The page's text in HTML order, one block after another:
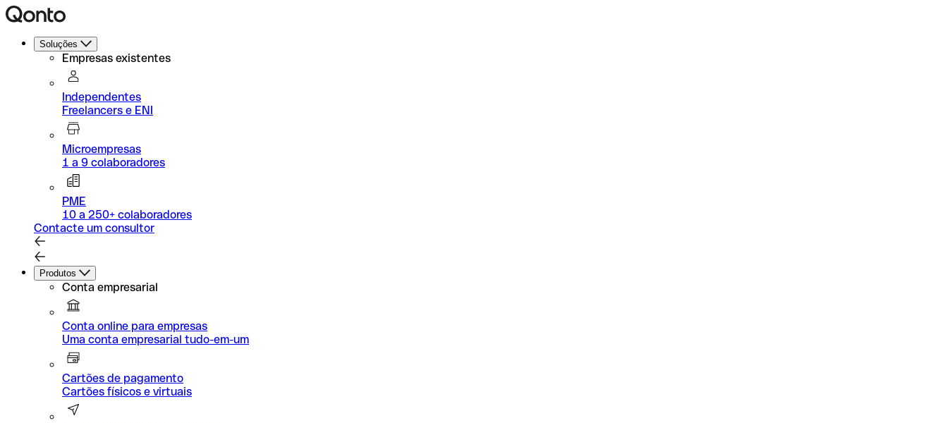
Soluções
Empresas existentes
Independentes
Freelancers e ENI
Microempresas
1 a 9 colaboradores
PME
10 a 250+ colaboradores
Contacte um consultor
Produtos
Conta empresarial
Conta online para empresas
Uma conta empresarial tudo-em-um
Cartões de pagamento
Cartões físicos e virtuais